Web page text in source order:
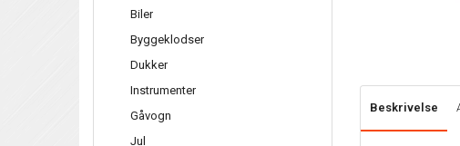
Biler
Byggeklodser
Dukker
Instrumenter
Gåvogn
Jul
Beskrivelse